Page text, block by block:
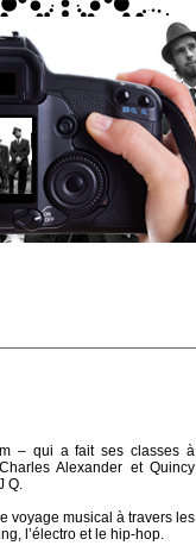
– qui a fait ses classes à
Alexander et Quincy
Q.
voyage musical à travers les
l’électro et le hip-hop.